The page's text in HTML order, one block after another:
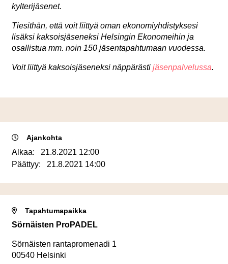
kylterijäsenet.
Tiesithän, että voit liittyä oman ekonomiyhdistyksesi
lisäksi kaksoisjäseneksi Helsingin Ekonomeihin ja
osallistua mm. noin 150 jäsentapahtumaan vuodessa.
Voit liittyä kaksoisjäseneksi näppärästi jäsenpalvelussa.
Ajankohta
Alkaa: 21.8.2021 12:00
Päättyy: 21.8.2021 14:00
Tapahtumapaikka
Sörnäisten ProPADEL
Sörnäisten rantapromenadi 1
00540 Helsinki